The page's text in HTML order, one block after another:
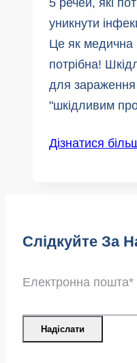
уникнути
Це як медична
потрібна!
для
"шкідливим
Дізнатися
Слідкуйте За
Електронна пошта*
Надіслати